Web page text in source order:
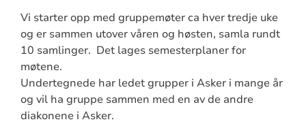
Vi starter opp med gruppemøter ca hver tredje uke
og er sammen utover våren og høsten, samla rundt
10 samlinger. Det lages semesterplaner for
møtene.
Undertegnede har ledet grupper i Asker i mange år
og vil ha gruppe sammen med en av de andre
diakonene i Asker.